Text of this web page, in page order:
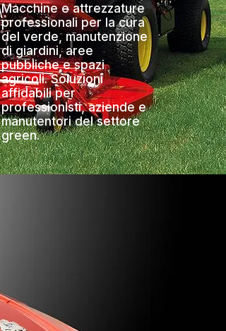
Macchine e attrezzature
professionali per la cura
del verde, manutenzione
di giardini, aree
pubbliche e spazi
agricoli. Soluzioni
affidabili per
professionisti, aziende e
manutentori del settore
green.